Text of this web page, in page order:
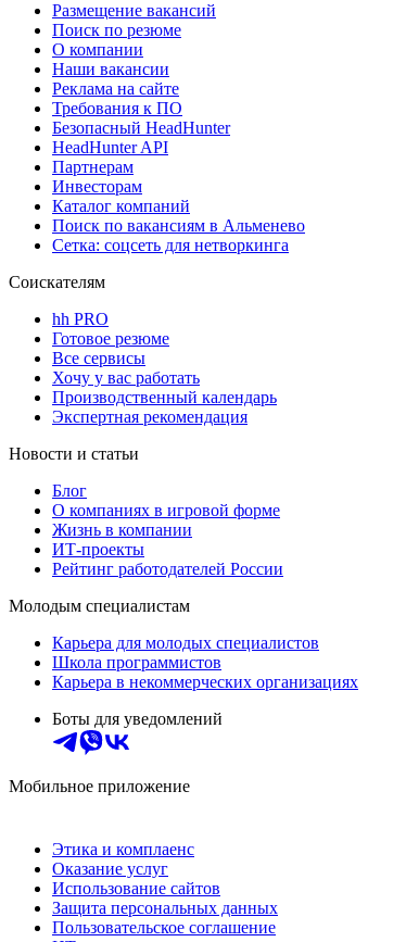
Размещение вакансий
Поиск по резюме
О компании
Наши вакансии
Реклама на сайте
Требования к ПО
Безопасный HeadHunter
HeadHunter API
Партнерам
Инвесторам
Каталог компаний
Поиск по вакансиям в Альменево
Сетка: соцсеть для нетворкинга
Соискателям
hh PRO
Готовое резюме
Все сервисы
Хочу у вас работать
Производственный календарь
Экспертная рекомендация
Новости и статьи
Блог
О компаниях в игровой форме
Жизнь в компании
ИТ-проекты
Рейтинг работодателей России
Молодым специалистам
Карьера для молодых специалистов
Школа программистов
Карьера в некоммерческих организациях
Боты для уведомлений
Мобильное приложение
Этика и комплаенс
Оказание услуг
Использование сайтов
Защита персональных данных
Пользовательское соглашение